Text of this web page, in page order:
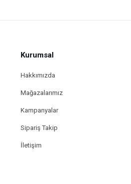
Kurumsal
Hakkımızda
Mağazalarımız
Kampanyalar
Sipariş Takip
İletişim